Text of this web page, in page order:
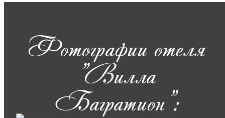
Фотографии отеля
"Вилла
Багратион":